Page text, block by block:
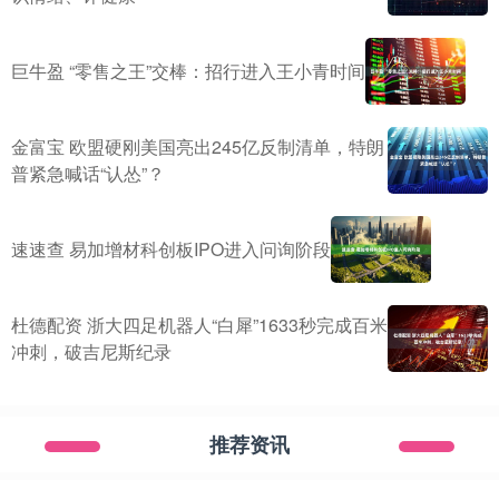
巨牛盈 “零售之王”交棒：招行进入王小青时间
金富宝 欧盟硬刚美国亮出245亿反制清单，特朗
普紧急喊话“认怂”？
速速查 易加增材科创板IPO进入问询阶段
杜德配资 浙大四足机器人“白犀”1633秒完成百米
冲刺，破吉尼斯纪录
推荐资讯